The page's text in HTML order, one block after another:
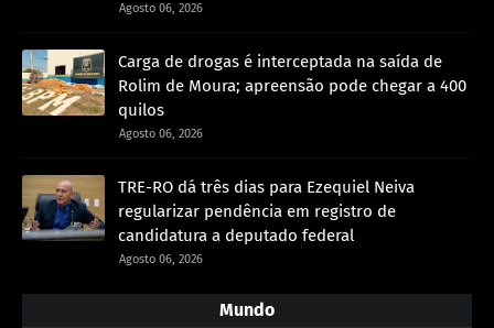
Agosto 06, 2026
Carga de drogas é interceptada na saída de
Rolim de Moura; apreensão pode chegar a 400
quilos
Agosto 06, 2026
TRE-RO dá três dias para Ezequiel Neiva
regularizar pendência em registro de
candidatura a deputado federal
Agosto 06, 2026
Mundo